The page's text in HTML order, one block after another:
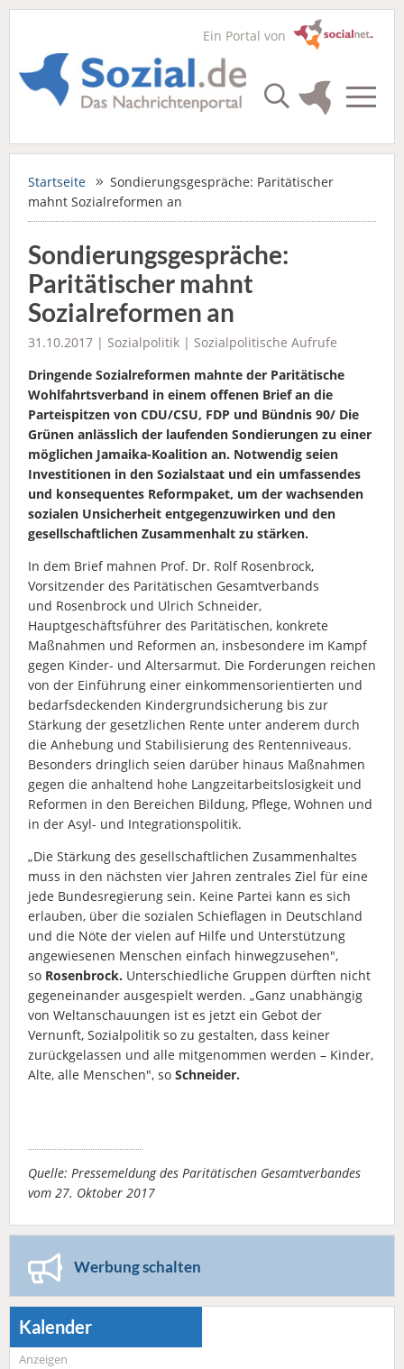
Ein Portal von
Startseite
Sondierungsgespräche: Paritätischer
mahnt Sozialreformen an
Sondierungsgespräche:
Paritätischer mahnt
Sozialreformen an
31.10.2017 | Sozialpolitik | Sozialpolitische Aufrufe
Dringende Sozialreformen mahnte der Paritätische
Wohlfahrtsverband in einem offenen Brief an die
Parteispitzen von CDU/CSU, FDP und Bündnis 90/ Die
Grünen anlässlich der laufenden Sondierungen zu einer
möglichen Jamaika-Koalition an. Notwendig seien
Investitionen in den Sozialstaat und ein umfassendes
und konsequentes Reformpaket, um der wachsenden
sozialen Unsicherheit entgegenzuwirken und den
gesellschaftlichen Zusammenhalt zu stärken.
In dem Brief mahnen Prof. Dr. Rolf Rosenbrock,
Vorsitzender des Paritätischen Gesamtverbands
und Rosenbrock und Ulrich Schneider,
Hauptgeschäftsführer des Paritätischen, konkrete
Maßnahmen und Reformen an, insbesondere im Kampf
gegen Kinder- und Altersarmut. Die Forderungen reichen
von der Einführung einer einkommensorientierten und
bedarfsdeckenden Kindergrundsicherung bis zur
Stärkung der gesetzlichen Rente unter anderem durch
die Anhebung und Stabilisierung des Rentenniveaus.
Besonders dringlich seien darüber hinaus Maßnahmen
gegen die anhaltend hohe Langzeitarbeitslosigkeit und
Reformen in den Bereichen Bildung, Pflege, Wohnen und
in der Asyl- und Integrationspolitik.
„Die Stärkung des gesellschaftlichen Zusammenhaltes
muss in den nächsten vier Jahren zentrales Ziel für eine
jede Bundesregierung sein. Keine Partei kann es sich
erlauben, über die sozialen Schieflagen in Deutschland
und die Nöte der vielen auf Hilfe und Unterstützung
angewiesenen Menschen einfach hinwegzusehen",
so Rosenbrock. Unterschiedliche Gruppen dürften nicht
gegeneinander ausgespielt werden. „Ganz unabhängig
von Weltanschauungen ist es jetzt ein Gebot der
Vernunft, Sozialpolitik so zu gestalten, dass keiner
zurückgelassen und alle mitgenommen werden – Kinder,
Alte, alle Menschen", so Schneider.
Quelle: Pressemeldung des Paritätischen Gesamtverbandes
vom 27. Oktober 2017
Werbung schalten
Kalender
Anzeigen